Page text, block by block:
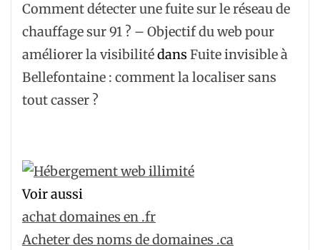
Comment détecter une fuite sur le réseau de
chauffage sur 91 ? – Objectif du web pour
améliorer la visibilitédans Fuite invisible à
Bellefontaine : comment la localiser sans
tout casser ?
Voir aussi
achat domaines en .fr
Acheter des noms de domaines .ca